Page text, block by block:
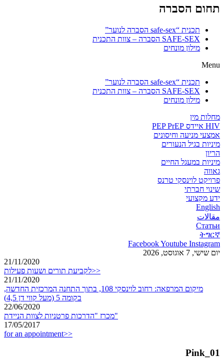
תחום הסברה
תכנית “safe-sex הסברה לנוער”
SAFE-SEX הסברה – צוות התכנית
מילון מונחים
Menu
תכנית “safe-sex הסברה לנוער”
SAFE-SEX הסברה – צוות התכנית
מילון מונחים
מחלות מין
HIV איידס PEP PrEP
אמצעי מניעה וחיסונים
מיניות בגיל הנעורים
הריון
מיניות במעגל החיים
גאווה
פרויקט לוינסקי טרנס
שינוי חברתי
ידע מקצועי
English
مقالات
Статьи
ትግርኛ
FacebookYoutube Instagram
יום שישי, 7 אוגוסט, 2026
21/11/2020
לקביעת תורים ושעות פעילות>>
21/11/2020
מיקום המרפאה: רחוב לוינסקי 108, בתוך התחנה המרכזית החדשה,
בקומה 5 (מעל קווי דן 4,5)
22/06/2020
מכרז "הדרכות פרטניות לצוות הניידת"
17/05/2017
for an appointment>>
Pink_01